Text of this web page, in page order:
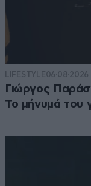
LIFESTYLE06·08·2026
Γιώργος
Το μήνυμά του